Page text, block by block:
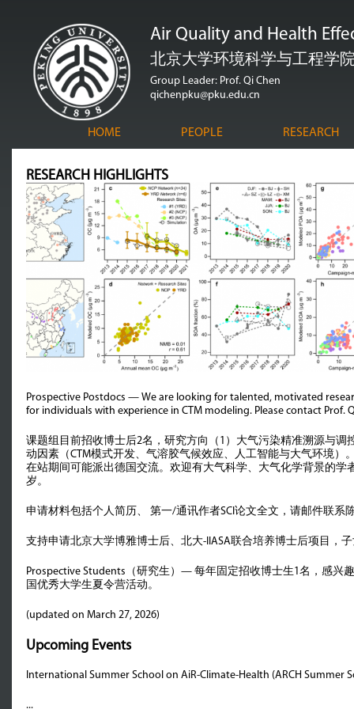
转
到
内
部
分
Air Quality and Health
北京大学环境科学与工程学
Group Leader: Prof. Qi Chen
qichenpku@pku.edu.cn
HOME PEOPLE RESEARCH
RESEARCH HIGHLIGHTS
...
OPPORTUNITIES
Prospective Postdocs —We are looking for talented, motivated
for individuals with experience in CTM modeling. Please contact
课题组目前招收博士后2名， 研究方向（1）大气污染精准溯源与调
动因素（CTM模式开发、气溶胶气候效应、 人工智能与大气环境）
在站期间可能派出德国交流。 欢迎有大气科学、大气化学背景的学
岁。
申请材料包括个人简历、 第一/通讯作者SCI论文全文，请邮件联
支持申请北京大学博雅博士后、北大-IIASA联合培养博士后项目，
Prospective Students（研究生）— 每年固定招收博士生1名，感兴
国优秀大学生夏令营活动。
(updated on March 27, 2026)
Upcoming Events
International Summer School on AiR-Climate-Health (ARCH Summer
...